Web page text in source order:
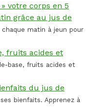
votre corps en 5
grâce au jus de
matin à jeun pour
fruits acides et
base, fruits acides et
du jus de
bienfaits. Apprenez à